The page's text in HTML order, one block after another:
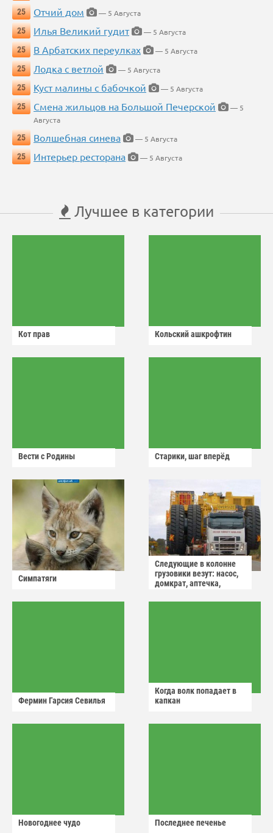
25
Отчий дом
— 5 Августа
25
Илья Великий гудит
— 5 Августа
25
В Арбатских переулках
— 5 Августа
25
Лодка с ветлой
— 5 Августа
25
Куст малины с бабочкой
— 5 Августа
25
Смена жильцов на Большой Печерской
— 5
Августа
25
Волшебная синева
— 5 Августа
25
Интерьер ресторана — 5 Августа
Лучшее в категории
Кот прав Кольский ашкрофтин
Вести с Родины Старики, шаг вперёд
Симпатяги
Следующие в колонне
грузовики везут: насос,
домкрат, аптечка,
Фермин Гарсия Севилья
Когда волк попадает в
капкан
Новогоднее чудо Последнее печенье